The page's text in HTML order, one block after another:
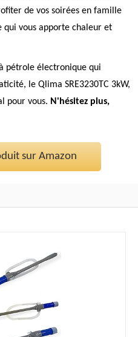
de vos soirées en famille
vous apporte chaleur et
pétrole électronique qui
le Qlima SRE3230TC 3kW,
pour vous. N'hésitez plus,
sur Amazon